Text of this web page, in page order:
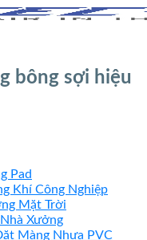
Pad
Khí Công Nghiệp
Mặt Trời
Xưởng
Màng Nhựa PVC
bông sợi hiệu